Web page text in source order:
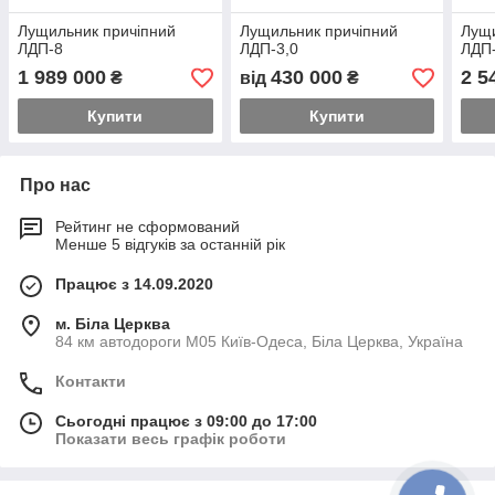
Лущильник причіпний
ЛДП-8
1 989 000 ₴
Купити
Лущильник причіпний
ЛДП-3,0
від 430 000₴
Купити
2
Про нас
Рейтинг не сформований
Менше 5 відгуків за останній рік
Працює з 14.09.2020
м. Біла Церква
84 км автодороги М05 Київ-Одеса, Біла Церква, Україна
Контакти
Сьогодні працює з 09:00 до 17:00
Показати весь графік роботи